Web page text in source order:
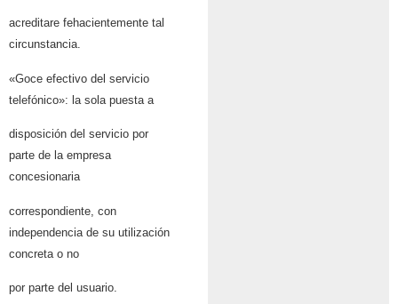
acreditare fehacientemente tal
circunstancia.
«Goce efectivo del servicio
telefónico»: la sola puesta a
disposición del servicio por
parte de la empresa
concesionaria
correspondiente, con
independencia de su utilización
concreta o no
por parte del usuario.